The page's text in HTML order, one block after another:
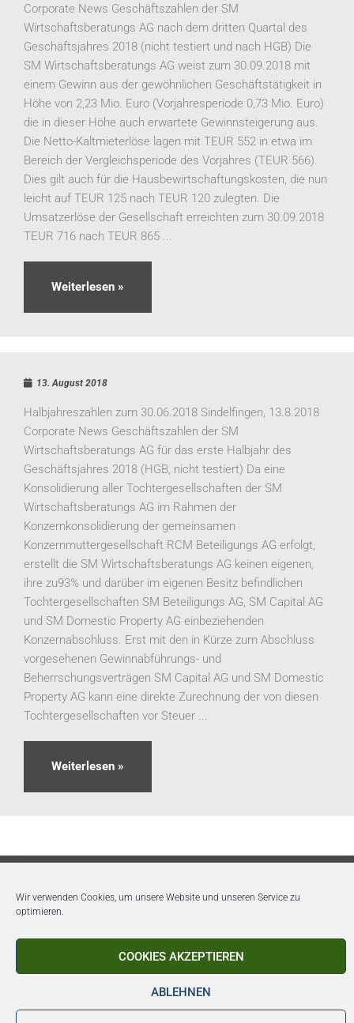
Wir verwenden Cookies, um unsere Website und unseren Service zu
optimieren.
COOKIES AKZEPTIEREN
ABLEHNEN
Corporate News Geschäftszahlen der SM
Wirtschaftsberatungs AG nach dem dritten Quartal des
Geschäftsjahres 2018 (nicht testiert und nach HGB) Die
SM Wirtschaftsberatungs AG weist zum 30.09.2018 mit
einem Gewinn aus der gewöhnlichen Geschäftstätigkeit in
Höhe von 2,23 Mio. Euro (Vorjahresperiode 0,73 Mio. Euro)
die in dieser Höhe auch erwartete Gewinnsteigerung aus.
Die Netto-Kaltmieterlöse lagen mit TEUR 552 in etwa im
Bereich der Vergleichsperiode des Vorjahres (TEUR 566).
Dies gilt auch für die Hausbewirtschaftungskosten, die nun
leicht auf TEUR 125 nach TEUR 120 zulegten. Die
Umsatzerlöse der Gesellschaft erreichten zum 30.09.2018
TEUR 716 nach TEUR 865 ...
Weiterlesen »
13. August 2018
Halbjahreszahlen zum 30.06.2018 Sindelfingen, 13.8.2018
Corporate News Geschäftszahlen der SM
Wirtschaftsberatungs AG für das erste Halbjahr des
Geschäftsjahres 2018 (HGB, nicht testiert) Da eine
Konsolidierung aller Tochtergesellschaften der SM
Wirtschaftsberatungs AG im Rahmen der
Konzernkonsolidierung der gemeinsamen
Konzernmuttergesellschaft RCM Beteiligungs AG erfolgt,
erstellt die SM Wirtschaftsberatungs AG keinen eigenen,
ihre zu93% und darüber im eigenen Besitz befindlichen
Tochtergesellschaften SM Beteiligungs AG, SM Capital AG
und SM Domestic Property AG einbeziehenden
Konzernabschluss. Erst mit den in Kürze zum Abschluss
vorgesehenen Gewinnabführungs- und
Beherrschungsverträgen SM Capital AG und SM Domestic
Property AG kann eine direkte Zurechnung der von diesen
Tochtergesellschaften vor Steuer ...
Weiterlesen »
Impressum
Datenschutz
Barrierefreiheit